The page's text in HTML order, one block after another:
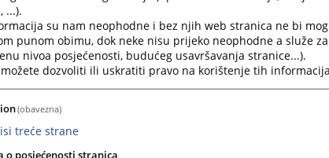
Oglas o javnoj prodaji – licitaciji motornog vozila
Komisija za provođenje postupka javnog
Audi A4 Osnovnog suda u Mrkonjić Gradu,
održati 03.08.2026. godine u 12.00 sati u Osnovnom
Obavještenje o neuspjeloj prvoj licitaciji za prodaju
...).
su nam neophodne i bez njih web stranica ne bi
punom obimu, dok neke nisu prijeko neophodne a služe
nivoa posjećenosti, budućeg usavršavanja stranice...).
dozvoliti ili uskratiti pravo na korištenje tih
(obavezna)
treće strane
o posjećenosti stranica